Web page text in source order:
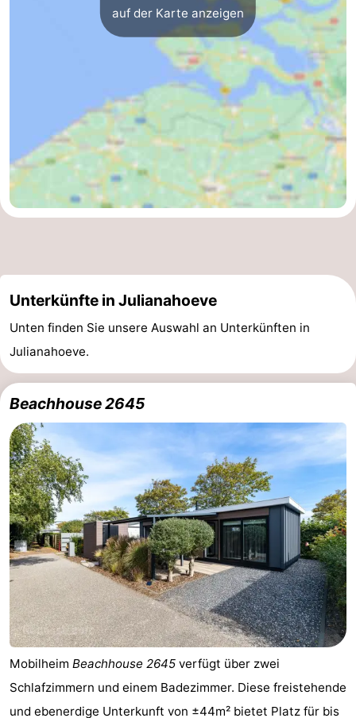
auf der Karte anzeigen
Unterkünfte in Julianahoeve
Unten finden Sie unsere Auswahl an Unterkünften in
Julianahoeve.
Beachhouse 2645
Mobilheim Beachhouse 2645 verfügt über zwei
Schlafzimmern und einem Badezimmer. Diese freistehende
und ebenerdige Unterkunft von ±44m² bietet Platz für bis